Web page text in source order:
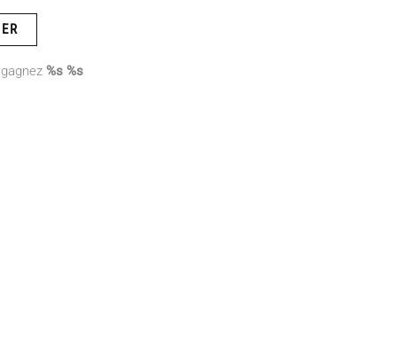
%s %s